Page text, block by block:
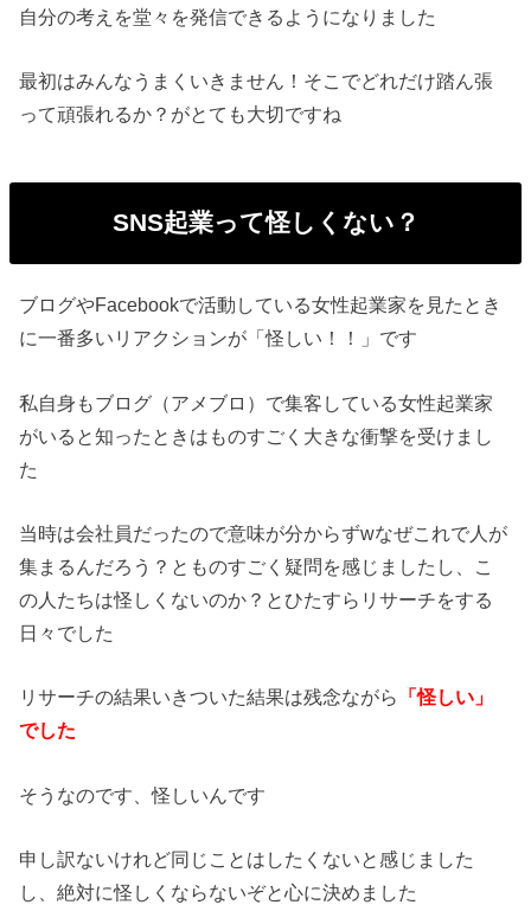
自分の考えを堂々を発信できるようになりました
最初はみんなうまくいきません！そこでどれだけ踏ん張
って頑張れるか？がとても大切ですね
SNS起業って怪しくない？
ブログやFacebookで活動している女性起業家を見たとき
に一番多いリアクションが「怪しい！！」です
私自身もブログ（アメブロ）で集客している女性起業家
がいると知ったときはものすごく大きな衝撃を受けまし
た
当時は会社員だったので意味が分からずwなぜこれで人が
集まるんだろう？とものすごく疑問を感じましたし、こ
の人たちは怪しくないのか？とひたすらリサーチをする
日々でした
リサーチの結果いきついた結果は残念ながら
「怪しい」
でした
そうなのです、怪しいんです
申し訳ないけれど同じことはしたくないと感じました
し、絶対に怪しくならないぞと心に決めました